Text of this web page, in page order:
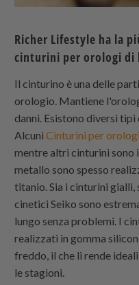
Richer Lifestyle ha la
cinturini per orologi di
Il cinturino è una delle
orologio. Mantiene
danni. Esistono diversi
AlcuniCinturini per orologi
mentre altri cinturini sono
metallo sono spesso
titanio. Sia i cinturini
cinetici Seiko sono
lungo senza problemi. I
realizzati in gomma
freddo, il che li rende
le stagioni.